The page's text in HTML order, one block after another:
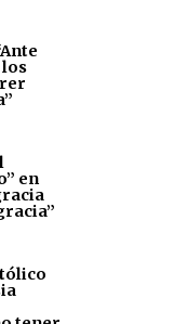
los
en